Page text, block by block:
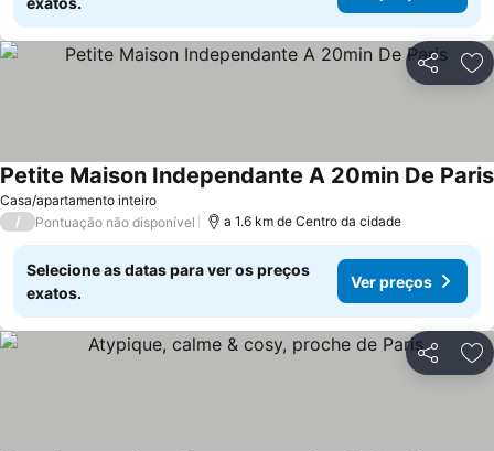
Partilhar
Casa/apartamento inteiro
Petite Maison Independante A 20min De Paris
/ Pontuação não disponível a 1.6 km de Centro da cidade
Selecione as datas para ver os preços
exatos.
Ver preços
Partilhar